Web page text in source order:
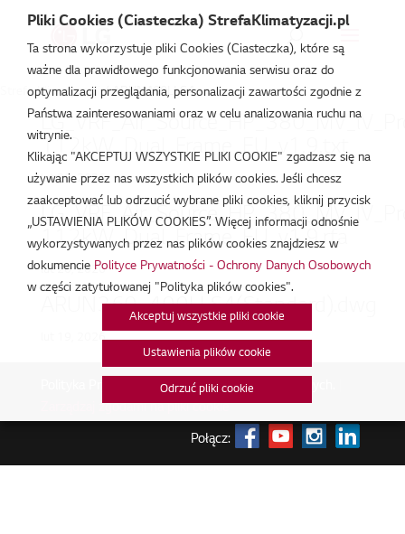
Strefa Klimatyzacji /ARUN400LLS4
112kW_Dual_Frame_EU_v1.9.txt
lut 20, 2026
112kW_Dual_Frame_EU_v1.9.rfa
lut 20, 2026
ARUN360~400LLS4(Standard).dwg
lut 19, 2026
Polityka Prywatności - Ochrona danych osobowych.
Połącz:
Pliki Cookies (Ciasteczka) StrefaKlimatyzacji.pl
Ta strona wykorzystuje pliki Cookies (Ciasteczka), które są
ważne dla prawidłowego funkcjonowania serwisu oraz do
optymalizacji przeglądania, personalizacji zawartości zgodnie z
Państwa zainteresowaniami oraz w celu analizowania ruchu na
witrynie.
Klikając "AKCEPTUJ WSZYSTKIE PLIKI COOKIE" zgadzasz się na
używanie przez nas wszystkich plików cookies. Jeśli chcesz
zaakceptować lub odrzucić wybrane pliki cookies, kliknij przycisk
„USTAWIENIA PLIKÓW COOKIES”. Więcej informacji odnośnie
wykorzystywanych przez nas plików cookies znajdziesz w
dokumencie Polityce Prywatności - Ochrony Danych Osobowych
w części zatytułowanej "Polityka plików cookies".
Akceptuj wszystkie pliki cookie
Ustawienia plików cookie
Odrzuć pliki cookie